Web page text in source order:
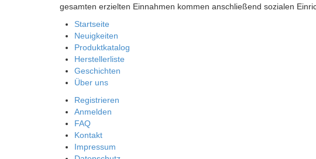
gesamten erzielten Einnahmen kommen anschließend sozialen
Startseite
Neuigkeiten
Produktkatalog
Herstellerliste
Geschichten
Über uns
Registrieren
Anmelden
FAQ
Kontakt
Impressum